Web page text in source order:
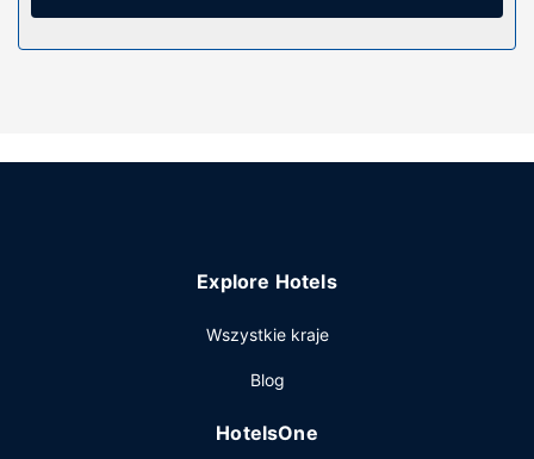
Dostępne udogodnienia rekreacyjne to basen kryty i
codziennie od 6 do 10.
biznesowe, bezpłatne czasopisma w holu oraz usługi
Explore Hotels
Wszystkie kraje
Blog
HotelsOne